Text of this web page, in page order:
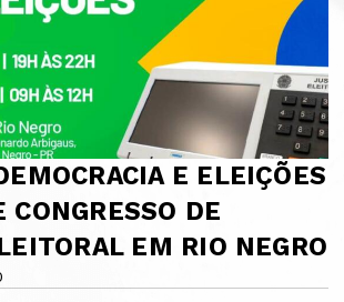
E ELEIÇÕES
CONGRESSO DE
EM RIO NEGRO